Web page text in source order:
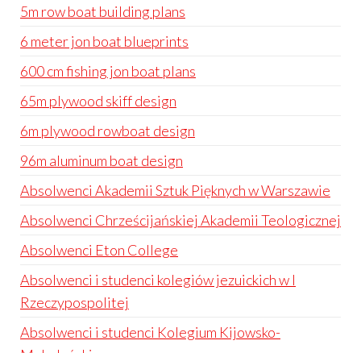
5m row boat building plans
6 meter jon boat blueprints
600 cm fishing jon boat plans
65m plywood skiff design
6m plywood rowboat design
96m aluminum boat design
Absolwenci Akademii Sztuk Pięknych w Warszawie
Absolwenci Chrześcijańskiej Akademii Teologicznej
Absolwenci Eton College
Absolwenci i studenci kolegiów jezuickich w I
Rzeczypospolitej
Absolwenci i studenci Kolegium Kijowsko-